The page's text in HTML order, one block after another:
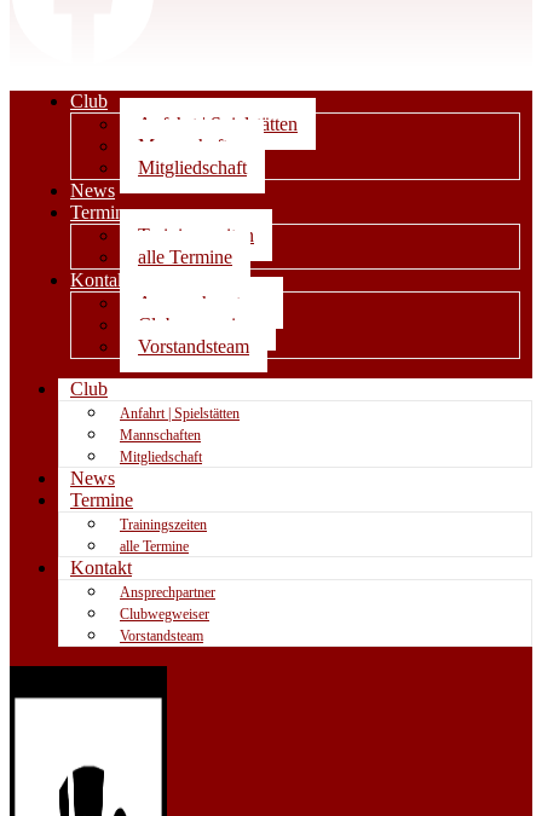
Club
Anfahrt | Spielstätten
Mannschaften
Mitgliedschaft
News
Termine
Trainingszeiten
alle Termine
Kontakt
Ansprechpartner
Clubwegweiser
Vorstandsteam
Club
Anfahrt | Spielstätten
Mannschaften
Mitgliedschaft
News
Termine
Trainingszeiten
alle Termine
Kontakt
Ansprechpartner
Clubwegweiser
Vorstandsteam